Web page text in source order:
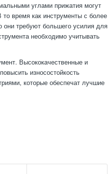
углами прижатия могут
время как инструменты с более
они требуют большего усилия для
необходимо учитывать
Высококачественные и
износостойкость
которые обеспечат лучшие